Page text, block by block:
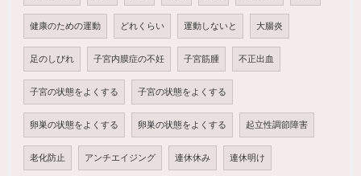
健康のための運動 どれくらい 運動しないと 大腸炎
足のしびれ 子宮内膜症の不妊 子宮筋腫 不正出血
子宮の状態をよくする 子宮の状態をよくする
卵巣の状態をよくする 卵巣の状態をよくする 起立性調節障害
老化防止 アンチエイジング 連休休み 連休明け